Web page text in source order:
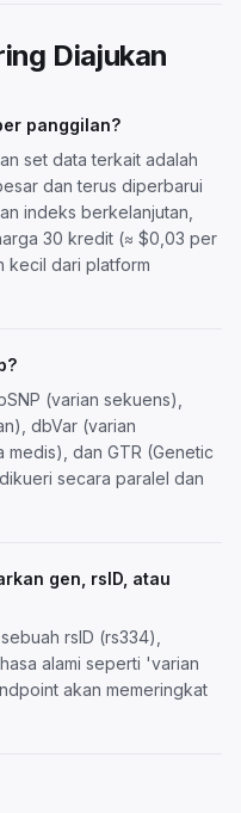
Diajukan
panggilan?
set data terkait adalah
dan terus diperbarui
indeks berkelanjutan,
30 kredit (≈ $0,03 per
kecil dari platform
(varian sekuens),
dbVar (varian
dan GTR (Genetic
secara paralel dan
gen, rsID, atau
rsID (rs334),
alami seperti 'varian
akan memeringkat